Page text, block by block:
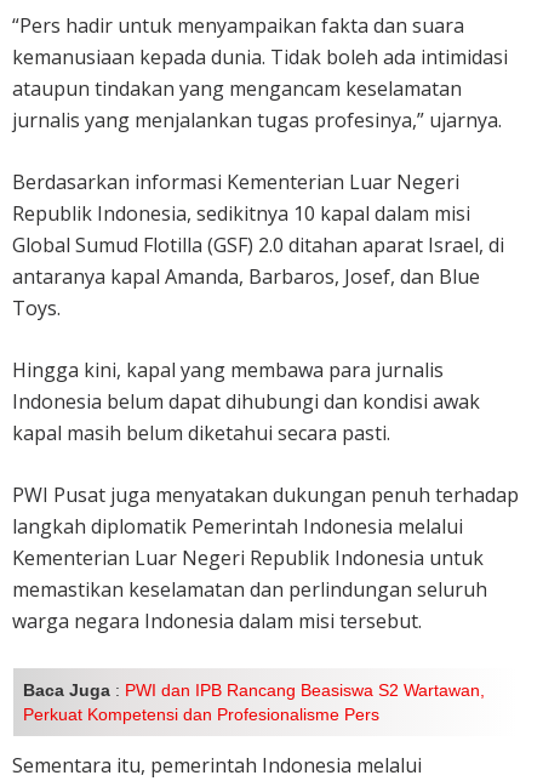
“Pers hadir untuk menyampaikan fakta dan suara
kemanusiaan kepada dunia. Tidak boleh ada intimidasi
ataupun tindakan yang mengancam keselamatan
jurnalis yang menjalankan tugas profesinya,” ujarnya.
Berdasarkan informasi Kementerian Luar Negeri
Republik Indonesia, sedikitnya 10 kapal dalam misi
Global Sumud Flotilla (GSF) 2.0 ditahan aparat Israel, di
antaranya kapal Amanda, Barbaros, Josef, dan Blue
Toys.
Hingga kini, kapal yang membawa para jurnalis
Indonesia belum dapat dihubungi dan kondisi awak
kapal masih belum diketahui secara pasti.
PWI Pusat juga menyatakan dukungan penuh terhadap
langkah diplomatik Pemerintah Indonesia melalui
Kementerian Luar Negeri Republik Indonesia untuk
memastikan keselamatan dan perlindungan seluruh
warga negara Indonesia dalam misi tersebut.
Baca Juga : PWI dan IPB Rancang Beasiswa S2 Wartawan,
Perkuat Kompetensi dan Profesionalisme Pers
Sementara itu, pemerintah Indonesia melalui